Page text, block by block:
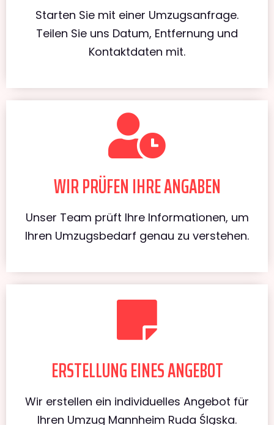
Starten Sie mit einer Umzugsanfrage.
Teilen Sie uns Datum, Entfernung und
Kontaktdaten mit.
WIR PRÜFEN IHRE ANGABEN
Unser Team prüft Ihre Informationen, um
Ihren Umzugsbedarf genau zu verstehen.
ERSTELLUNG EINES ANGEBOT
Wir erstellen ein individuelles Angebot für
Ihren Umzug Mannheim Ruda Śląska.